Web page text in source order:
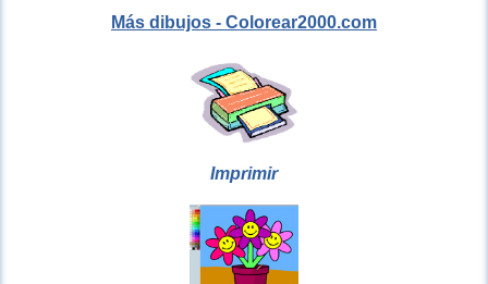
Más dibujos - Colorear2000.com
Imprimir